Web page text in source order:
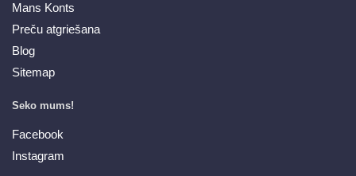
Mans Konts
Preču atgriešana
Blog
Sitemap
Seko mums!
Facebook
Instagram